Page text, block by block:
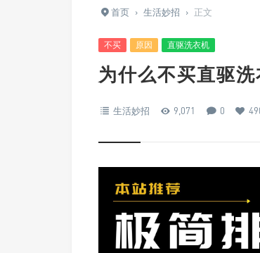
首页 › 生活妙招 › 正文
不买 原因 直驱洗衣机
为什么不买直驱
生活妙招 9,071 0